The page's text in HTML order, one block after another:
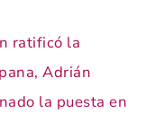
ratificó la
Adrián
la puesta en